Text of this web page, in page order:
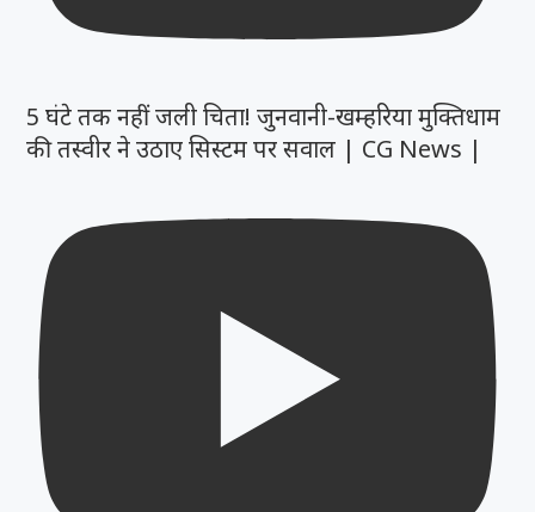
5 घंटे तक नहीं जली चिता! जुनवानी-खम्हरिया मुक्तिधाम
की तस्वीर ने उठाए सिस्टम पर सवाल | CG News |